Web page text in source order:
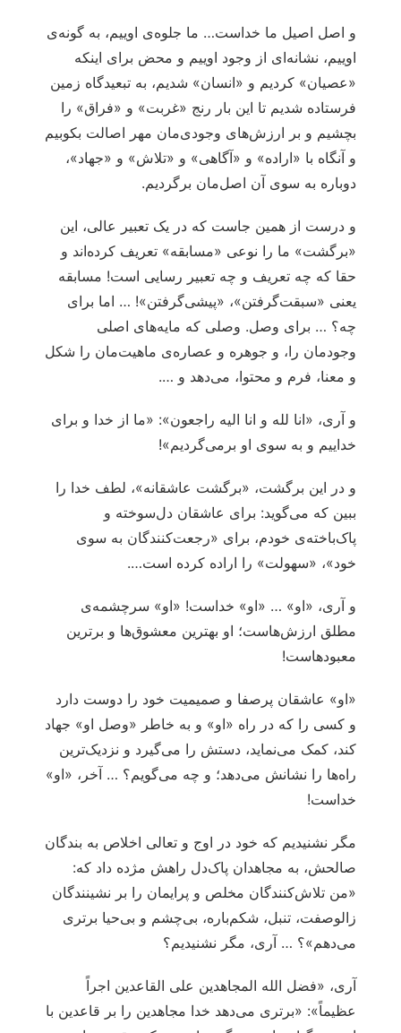
و اصل اصیل ما خداست… ما جلوه‌ی اوییم، به گونه‌ی
اوییم، نشانه‌ای از وجود اوییم و محض برای اینکه
«عصیان» کردیم و «انسان» شدیم، به تبعیدگاه زمین
فرستاده شدیم تا این بار رنج «غربت» و «فراق» را
بچشیم و بر ارزش‌های وجودی‌مان مهر اصالت بکوبیم
و آنگاه با «اراده» و «آگاهی» و «تلاش» و «جهاد»،
دوباره به سوی آن اصل‌مان برگردیم.
و درست از همین جاست که در یک تعبیر عالی، این
«برگشت» ما را نوعی «مسابقه» تعریف کرده‌اند و
حقا که چه تعریف و چه تعبیر رسایی است! مسابقه
یعنی «سبقت‌گرفتن»، «پیشی‌گرفتن»! … اما برای
چه؟ … برای وصل. وصلی که مایه‌های اصلی
وجودمان را، و جوهره و عصاره‌ی ماهیت‌مان را شکل
و معنا، فرم و محتوا، می‌دهد و ….
و آری، «انا لله و انا الیه راجعون»: «ما از خدا و برای
خداییم و به سوی او برمی‌گردیم»!
و در این برگشت، «برگشت عاشقانه»، لطف خدا را
ببین که می‌گوید: برای عاشقان دل‌سوخته و
پاک‌باخته‌ی خودم، برای «رجعت‌کنندگان به سوی
خود»، «سهولت» را اراده کرده است….
و آری، «او» … «او» خداست! «او» سرچشمه‌ی
مطلق ارزش‌هاست؛ او بهترین معشوق‌ها و برترین
معبودهاست!
«او» عاشقان پرصفا و صمیمیت خود را دوست دارد
و کسی را که در راه «او» و به خاطر «وصل او» جهاد
کند، کمک می‌نماید، دستش را می‌گیرد و نزدیک‌ترین
راه‌ها را نشانش می‌دهد؛ و چه می‌گویم؟ … آخر، «او»
خداست!
مگر نشنیدیم که خود در اوج و تعالی اخلاص به بندگان
صالحش، به مجاهدان پاک‌دل راهش مژده داد که:
«من تلاش‌کنندگان مخلص و پرایمان را بر نشینندگان
زالوصفت، تنبل، شکم‌باره، بی‌چشم و بی‌حیا برتری
می‌دهم»؟ … آری، مگر نشنیدیم؟
آری، «فضل الله المجاهدین علی القاعدین اجراً
عظیماً»: «برتری می‌دهد خدا مجاهدین را بر قاعدین با